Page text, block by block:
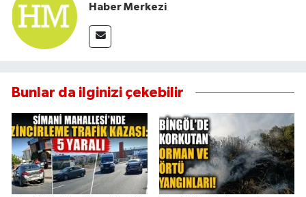
Haber Merkezi
Bunlar da ilginizi çekebilir